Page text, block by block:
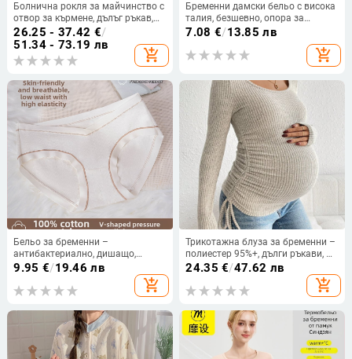
Болнична рокля за майчинство с
отвор за кърмене, дълъг ръкав,
материя air-cotton, зимна
колекция 2025
26.25 - 37.42 €/
51.34 - 73.19 лв
add_shopping_cart
Бременни дамски бельо с висока
талия, безшевно, опора за
корема, памучна подплата, за
7.08 €/13.85 лв
add_shopping_cart
Бельо за бременни –
антибактериално, дишащо,
поддържащо корема; 100%
памук, жакардова тъкан, ниска
талия
9.95 €/19.46 лв
add_shopping_cart
Трикотажна блуза за бременни –
полиестер 95%+, дълги ръкави, U-
образна яка, пуловер,
стандартна дължина (50–65 см)
24.35 €/47.62 лв
add_shopping_cart